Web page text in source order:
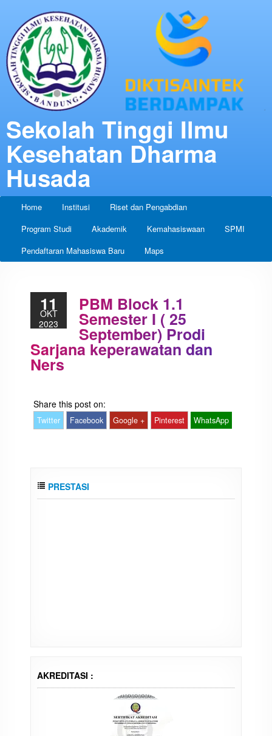
Sekolah Tinggi Ilmu
Kesehatan Dharma
Husada
Home Institusi
Riset dan Pengabdian
Program Studi
Akademik Kemahasiswaan
SPMI
Pendaftaran Mahasiswa Baru
Maps
11
OKT
2023
PBM Block 1.1
Semester I ( 25
September) Prodi
Sarjana keperawatan dan
Ners
Share this post on:
Twitter Facebook Google + Pinterest WhatsApp
PRESTASI
AKREDITASI :